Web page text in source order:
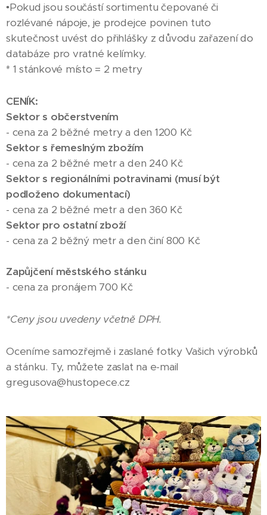
•Pokud jsou součástí sortimentu čepované či
rozlévané nápoje, je prodejce povinen tuto
skutečnost uvést do přihlášky z důvodu zařazení do
databáze pro vratné kelímky.
* 1 stánkové místo = 2 metry
CENÍK:
Sektor s občerstvením
- cena za 2 běžné metry a den 1200 Kč
Sektor s řemeslným zbožím
- cena za 2 běžné metr a den 240 Kč
Sektor s regionálními potravinami (musí být
podloženo dokumentací)
- cena za 2 běžné metr a den 360 Kč
Sektor pro ostatní zboží
- cena za 2 běžný metr a den činí 800 Kč
Zapůjčení městského stánku
- cena za pronájem 700 Kč
*Ceny jsou uvedeny včetně DPH.
Oceníme samozřejmě i zaslané fotky Vašich výrobků
a stánku. Ty, můžete zaslat na e-mail
gregusova@hustopece.cz